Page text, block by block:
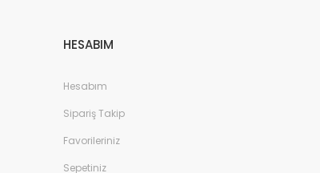
HESABIM
Hesabım
Sipariş Takip
Favorileriniz
Sepetiniz